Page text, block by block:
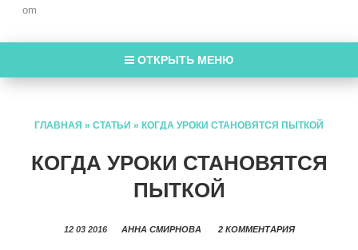
om
ОТКРЫТЬ МЕНЮ
ГЛАВНАЯ » СТАТЬИ » КОГДА УРОКИ СТАНОВЯТСЯ ПЫТКОЙ
КОГДА УРОКИ СТАНОВЯТСЯ
ПЫТКОЙ
12 03 2016 АННА СМИРНОВА 2 КОММЕНТАРИЯ